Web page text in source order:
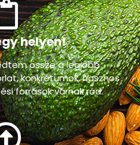
helyen!
össze a legjobb
konkrétumok, hasznos
források várnak rád.